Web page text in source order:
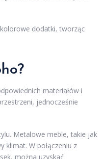
dodatki, tworząc
materiałów i
jednocześnie
Metalowe meble, takie jak
klimat. W połączeniu z
można uzyskać